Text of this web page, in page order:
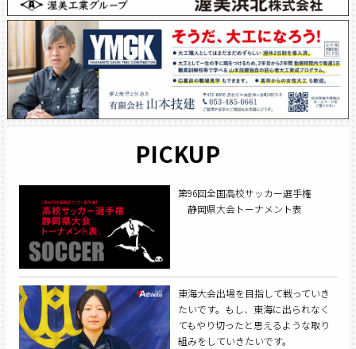
PICKUP
第96回全国高校サッカー選手権
静岡県大会トーナメント表
東海大会出場を目指して戦っていき
たいです。もし、東海に出られなく
てもやり切ったと思えるような取り
組みをしていきたいです。